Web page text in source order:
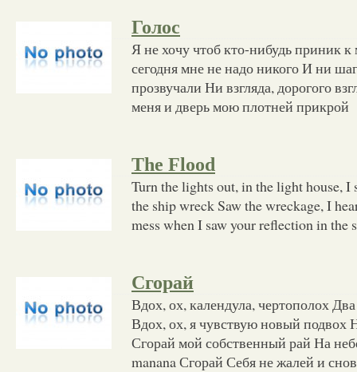
Голос
Я не хочу чтоб кто-нибудь приник
сегодня мне не надо никого И ни
прозвучали Ни взгляда, дорогого
меня и дверь мою плотней прикрой
The Flood
Turn the lights out, in the light house, I
the ship wreck Saw the wreckage, I
mess when I saw your reflection in the
Сгорай
Вдох, ох, календула, чертополох
Вдох, ох, я чувствую новый подвох
Сгорай мой собственный рай На
manana Сгорай Себя не жалей и